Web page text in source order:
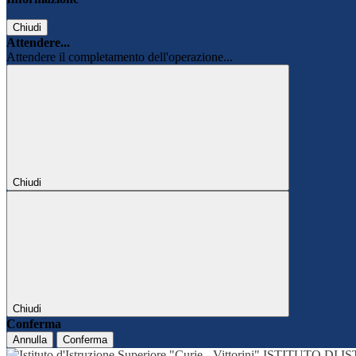
Chiudi
Attendere...
Attendere il completamento dell'operazione...
Chiudi
Chiudi
Conferma
Annulla Conferma